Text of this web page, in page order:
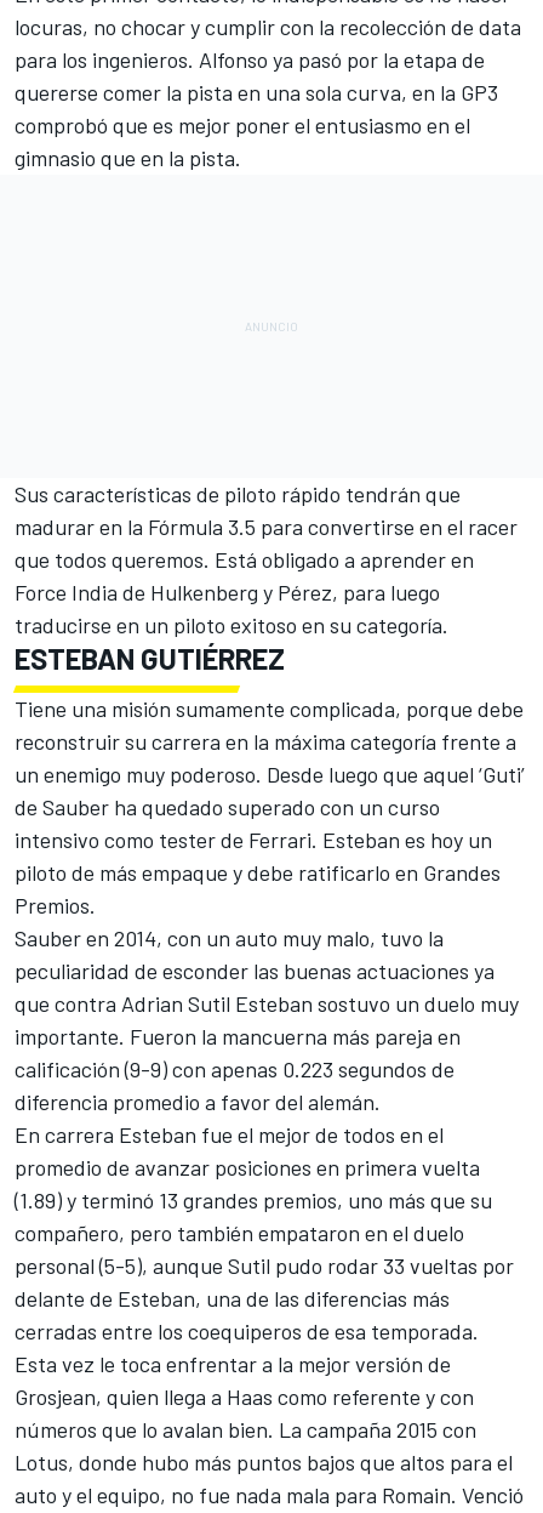
locuras, no chocar y cumplir con la recolección de data
para los ingenieros. Alfonso ya pasó por la etapa de
quererse comer la pista en una sola curva, en la GP3
comprobó que es mejor poner el entusiasmo en el
gimnasio que en la pista.
Sus características de piloto rápido tendrán que
madurar en la Fórmula 3.5 para convertirse en el racer
que todos queremos. Está obligado a aprender en
Force India de Hulkenberg y Pérez, para luego
traducirse en un piloto exitoso en su categoría.
ESTEBAN GUTIÉRREZ
Tiene una misión sumamente complicada, porque debe
reconstruir su carrera en la máxima categoría frente a
un enemigo muy poderoso. Desde luego que aquel ‘Guti’
de Sauber ha quedado superado con un curso
intensivo como tester de Ferrari. Esteban es hoy un
piloto de más empaque y debe ratificarlo en Grandes
Premios.
Sauber en 2014, con un auto muy malo, tuvo la
peculiaridad de esconder las buenas actuaciones ya
que contra Adrian Sutil Esteban sostuvo un duelo muy
importante. Fueron la mancuerna más pareja en
calificación (9-9) con apenas 0.223 segundos de
diferencia promedio a favor del alemán.
En carrera Esteban fue el mejor de todos en el
promedio de avanzar posiciones en primera vuelta
(1.89) y terminó 13 grandes premios, uno más que su
compañero, pero también empataron en el duelo
personal (5-5), aunque Sutil pudo rodar 33 vueltas por
delante de Esteban, una de las diferencias más
cerradas entre los coequiperos de esa temporada.
Esta vez le toca enfrentar a la mejor versión de
Grosjean, quien llega a Haas como referente y con
números que lo avalan bien. La campaña 2015 con
Lotus, donde hubo más puntos bajos que altos para el
auto y el equipo, no fue nada mala para Romain. Venció